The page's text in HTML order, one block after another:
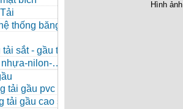
thống băng tải
sắt - gầu tải
nilon-
tải gầu pvc
tải gầu cao su
Hình ảnh